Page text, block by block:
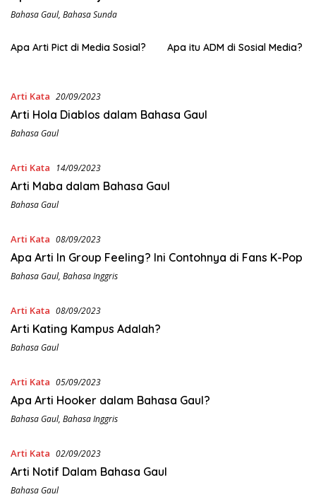
Bahasa Gaul, Bahasa Sunda
Apa Arti Pict di Media Sosial? Apa itu ADM di Sosial Media?
Arti Kata 20/09/2023
Arti Hola Diablos dalam Bahasa Gaul
Bahasa Gaul
Arti Kata 14/09/2023
Arti Maba dalam Bahasa Gaul
Bahasa Gaul
Arti Kata 08/09/2023
Apa Arti In Group Feeling? Ini Contohnya di Fans K-Pop
Bahasa Gaul, Bahasa Inggris
Arti Kata 08/09/2023
Arti Kating Kampus Adalah?
Bahasa Gaul
Arti Kata 05/09/2023
Apa Arti Hooker dalam Bahasa Gaul?
Bahasa Gaul, Bahasa Inggris
Arti Kata 02/09/2023
Arti Notif Dalam Bahasa Gaul
Bahasa Gaul